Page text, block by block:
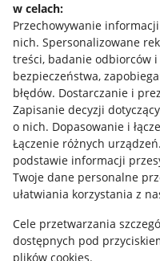
w celach:
Przechowywanie
nich. Spersonalizowane
treści, badanie odbiorców i
bezpieczeństwa,
błędów. Dostarczanie i
Zapisanie decyzji
o nich. Dopasowanie i
Łączenie różnych urządzeń.
podstawie informacji
Twoje dane personalne
ułatwiania korzystania z
Cele przetwarzania
dostępnych pod
plików cookies.
Allegro Gadane dla
Allegro Gadane dla
Mapa miejscowości
Informacje prawne
Regulamin
Polityka plików "cookies"
Ustawienia plików
Udostępnianie lokalizacji
Informacje dla Aktu o